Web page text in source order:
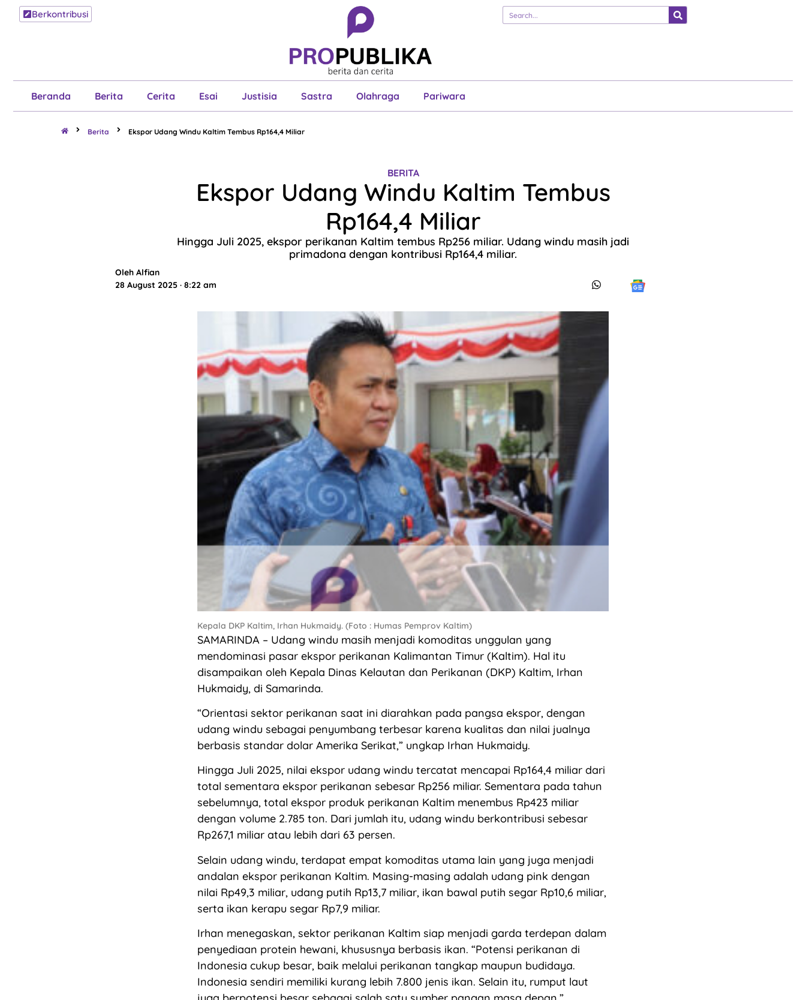
Berkontribusi
Beranda Berita Cerita Esai Justisia Sastra Olahraga Pariwara
Berita Cerita Esai Justisia
Pariwara
Berita Ekspor Udang Windu Kaltim Tembus Rp164,4 Miliar
BERITA
Ekspor Udang Windu Kaltim Tembus
Rp164,4 Miliar
Hingga Juli 2025, ekspor perikanan Kaltim tembus Rp256 miliar. Udang windu masih jadi
primadona dengan kontribusi Rp164,4 miliar.
Oleh Alfian
28 August 2025 · 8:22 am
Kepala DKP Kaltim, Irhan Hukmaidy. (Foto : Humas Pemprov Kaltim)
SAMARINDA – Udang windu masih menjadi komoditas unggulan yang
mendominasi pasar ekspor perikanan Kalimantan Timur (Kaltim). Hal itu
disampaikan oleh Kepala Dinas Kelautan dan Perikanan (DKP) Kaltim, Irhan
Hukmaidy, di Samarinda.
“Orientasi sektor perikanan saat ini diarahkan pada pangsa ekspor, dengan
udang windu sebagai penyumbang terbesar karena kualitas dan nilai jualnya
berbasis standar dolar Amerika Serikat,” ungkap Irhan Hukmaidy.
Hingga Juli 2025, nilai ekspor udang windu tercatat mencapai Rp164,4 miliar dari
total sementara ekspor perikanan sebesar Rp256 miliar. Sementara pada tahun
sebelumnya, total ekspor produk perikanan Kaltim menembus Rp423 miliar
dengan volume 2.785 ton. Dari jumlah itu, udang windu berkontribusi sebesar
Rp267,1 miliar atau lebih dari 63 persen.
Selain udang windu, terdapat empat komoditas utama lain yang juga menjadi
andalan ekspor perikanan Kaltim. Masing-masing adalah udang pink dengan
nilai Rp49,3 miliar, udang putih Rp13,7 miliar, ikan bawal putih segar Rp10,6 miliar,
serta ikan kerapu segar Rp7,9 miliar.
Irhan menegaskan, sektor perikanan Kaltim siap menjadi garda terdepan dalam
penyediaan protein hewani, khususnya berbasis ikan. “Potensi perikanan di
Indonesia cukup besar, baik melalui perikanan tangkap maupun budidaya.
Indonesia sendiri memiliki kurang lebih 7.800 jenis ikan. Selain itu, rumput laut